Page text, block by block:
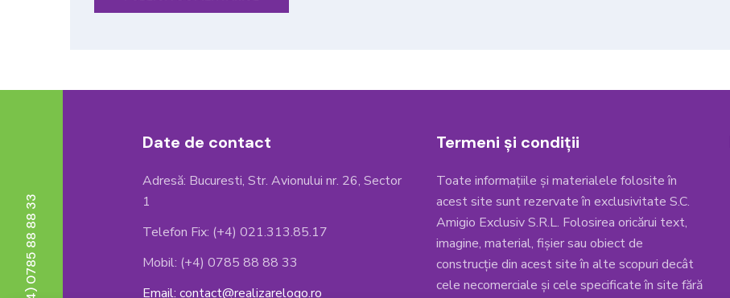
Date de contact
Adresă: Bucuresti, Str. Avionului nr. 26, Sector
1
Telefon Fix: (+4) 021.313.85.17
Mobil: (+4) 0785 88 88 33
Email: contact@realizarelogo.ro
Termeni și condiții
Toate informațiile și materialele folosite în
acest site sunt rezervate în exclusivitate S.C.
Amigio Exclusiv S.R.L. Folosirea oricărui text,
imagine, material, fișier sau obiect de
construcție din acest site în alte scopuri decât
cele necomerciale și cele specificate în site fără